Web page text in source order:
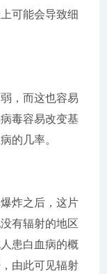
可能会导致细
，而这也容易
毒容易改变基
的几率。
炸之后，这片
有辐射的地区
患白血病的概
由此可见辐射